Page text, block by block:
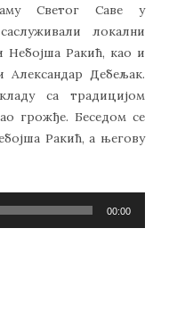
Светог Саве у
локални
Ракић, као и
Александар Дебељак.
са традицијом
грожђе. Беседом се
Ракић, а његову
00:00